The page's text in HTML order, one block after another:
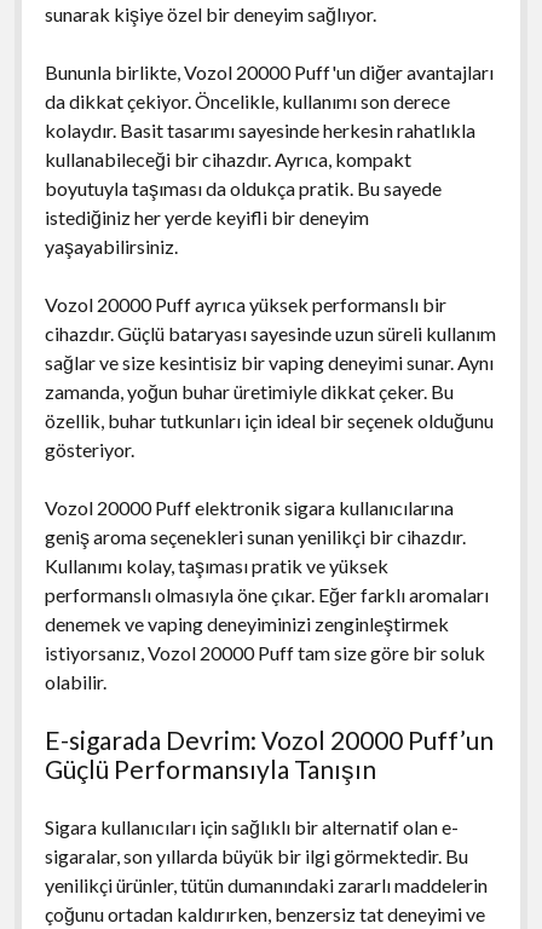
sunarak kişiye özel bir deneyim sağlıyor.
Bununla birlikte, Vozol 20000 Puff'un diğer avantajları
da dikkat çekiyor. Öncelikle, kullanımı son derece
kolaydır. Basit tasarımı sayesinde herkesin rahatlıkla
kullanabileceği bir cihazdır. Ayrıca, kompakt
boyutuyla taşıması da oldukça pratik. Bu sayede
istediğiniz her yerde keyifli bir deneyim
yaşayabilirsiniz.
Vozol 20000 Puff ayrıca yüksek performanslı bir
cihazdır. Güçlü bataryası sayesinde uzun süreli kullanım
sağlar ve size kesintisiz bir vaping deneyimi sunar. Aynı
zamanda, yoğun buhar üretimiyle dikkat çeker. Bu
özellik, buhar tutkunları için ideal bir seçenek olduğunu
gösteriyor.
Vozol 20000 Puff elektronik sigara kullanıcılarına
geniş aroma seçenekleri sunan yenilikçi bir cihazdır.
Kullanımı kolay, taşıması pratik ve yüksek
performanslı olmasıyla öne çıkar. Eğer farklı aromaları
denemek ve vaping deneyiminizi zenginleştirmek
istiyorsanız, Vozol 20000 Puff tam size göre bir soluk
olabilir.
E-sigarada Devrim: Vozol 20000 Puff’un
Güçlü Performansıyla Tanışın
Sigara kullanıcıları için sağlıklı bir alternatif olan e-
sigaralar, son yıllarda büyük bir ilgi görmektedir. Bu
yenilikçi ürünler, tütün dumanındaki zararlı maddelerin
çoğunu ortadan kaldırırken, benzersiz tat deneyimi ve